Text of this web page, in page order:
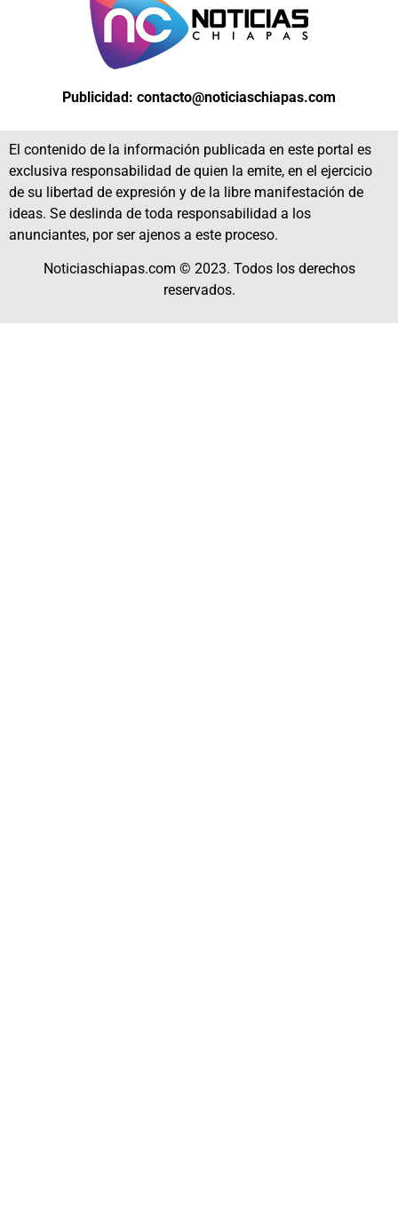
Publicidad: contacto@noticiaschiapas.com
El contenido de la información publicada en este portal es
exclusiva responsabilidad de quien la emite, en el ejercicio
de su libertad de expresión y de la libre manifestación de
ideas. Se deslinda de toda responsabilidad a los
anunciantes, por ser ajenos a este proceso.
Noticiaschiapas.com © 2023. Todos los derechos
reservados.